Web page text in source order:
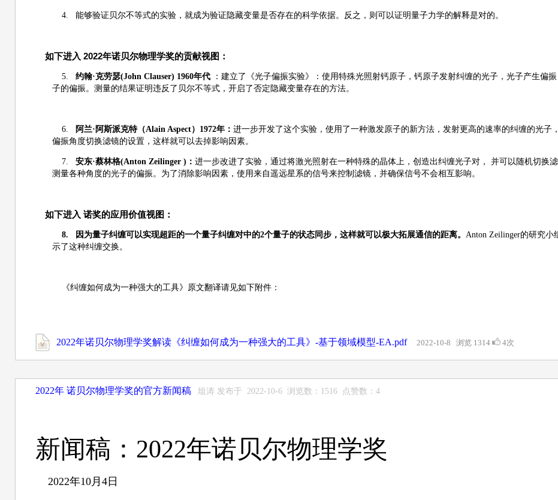
4. 能够验证贝尔不等式的实验，就成为验证隐藏变量是否存在的科学依据。反之，则可以证明量子力学的解释是对的。
如下进入 2022年诺贝尔物理学奖的贡献视图：
5. 约翰·克劳瑟(John Clauser) 1960年代
：建立了《光子偏振实验》：使用特殊光照射钙原子，钙原子发射纠缠的光子，光子产生偏
子的偏振。测量的结果证明违反了贝尔不等式，开启了否定隐藏变量存在的方法。
6. 阿兰·阿斯派克特（Alain Aspect）1972年： 进一步开发了这个实验，使用了一种激发原子的新方法，发射更高的速率的纠缠的光子
偏振角度切换滤镜的设置，这样就可以去掉影响因素。
7. 安东·蔡林格(Anton Zeilinger )： 进一步改进了实验，通过将激光照射在一种特殊的晶体上，创造出纠缠光子对， 并可以随机切换
测量各种角度的光子的偏振。为了消除影响因素，使用来自遥远星系的信号来控制滤镜，并确保信号不会相互影响。
如下进入 诺奖的应用价值视图：
8. 因为量子纠缠可以实现超距的一个量子纠缠对中的2个量子的状态同步，这样就可以极大拓展通信的距离。 Anton Zeilinger的研究小
示了这种纠缠交换。
《纠缠如何成为一种强大的工具》原文翻译请见如下附件：
2022年诺贝尔物理学奖解读《纠缠如何成为一种强大的工具》-基于领域模型-EA.pdf 2022-10-8 浏览 1314 4次
2022年 诺贝尔物理学奖的官方新闻稿 俎涛 发布于 2022-10-6 浏览数：1516 点赞数：4
新闻稿：2022年诺贝尔物理学奖
2022年10月4日